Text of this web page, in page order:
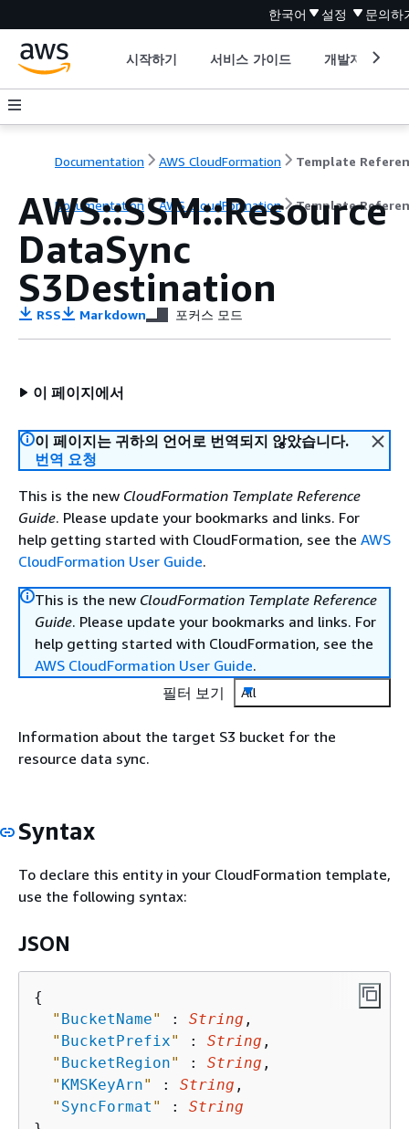
한국어 설정 문의하
시작하기 서비스 가이드 개발자 도구
Documentation AWS CloudFormation Template
Documentation AWS CloudFormation Template
AWS::SSM::Resource
DataSync
S3Destination
RSS Markdown 포커스 모드
이 페이지에서
이 페이지는 귀하의 언어로 번역되지 않았습니다.
번역 요청
This is the new CloudFormation Template Reference
Guide. Please update your bookmarks and links. For
help getting started with CloudFormation, see the AWS
CloudFormation User Guide.
This is the new CloudFormation Template Reference
Guide. Please update your bookmarks and links. For
help getting started with CloudFormation, see the
AWS CloudFormation User Guide.
필터 보기
All
Information about the target S3 bucket for the
resource data sync.
Syntax
To declare this entity in your CloudFormation template,
use the following syntax:
JSON
{
" BucketName" : String ,
" BucketPrefix" : String ,
" BucketRegion" : String ,
" KMSKeyArn" : String ,
" SyncFormat " : String